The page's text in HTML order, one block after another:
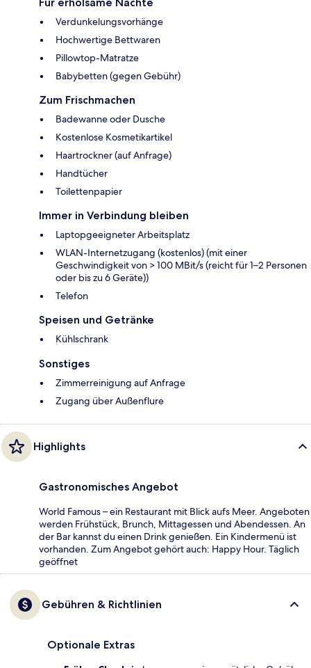
Verdunkelungsvorhänge
Hochwertige Bettwaren
Pillowtop-Matratze
Babybetten (gegen Gebühr)
Zum Frischmachen
Badewanne oder Dusche
Kostenlose Kosmetikartikel
Haartrockner (auf Anfrage)
Handtücher
Toilettenpapier
Immer in Verbindung bleiben
Laptopgeeigneter Arbeitsplatz
WLAN-Internetzugang (kostenlos) (mit einer
Geschwindigkeit von > 100 MBit/s (reicht für 1–2 Personen
oder bis zu 6 Geräte))
Telefon
Speisen und Getränke
Kühlschrank
Sonstiges
Zimmerreinigung auf Anfrage
Zugang über Außenflure
Highlights
Gastronomisches Angebot
World Famous – ein Restaurant mit Blick aufs Meer. Angeboten
werden Frühstück, Brunch, Mittagessen und Abendessen. An
der Bar kannst du einen Drink genießen. Ein Kindermenü ist
vorhanden. Zum Angebot gehört auch: Happy Hour. Täglich
geöffnet
Gebühren & Richtlinien
Optionale Extras